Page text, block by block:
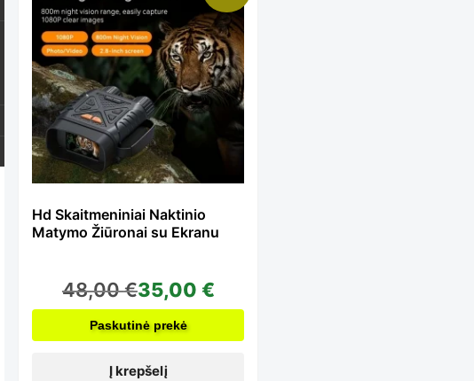
Hd Skaitmeniniai Naktinio
Matymo Žiūronai su Ekranu
48,00€35,00 €
Paskutinė prekė
Į krepšelį